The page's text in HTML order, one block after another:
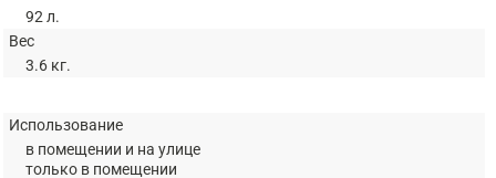
92 л.
Вес
3.6 кг.
Использование
в помещении и на улице
только в помещении